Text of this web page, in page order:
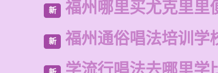
新 福州哪里买尤克里里
新 福州通俗唱法培训学
学流行唱法去哪里学